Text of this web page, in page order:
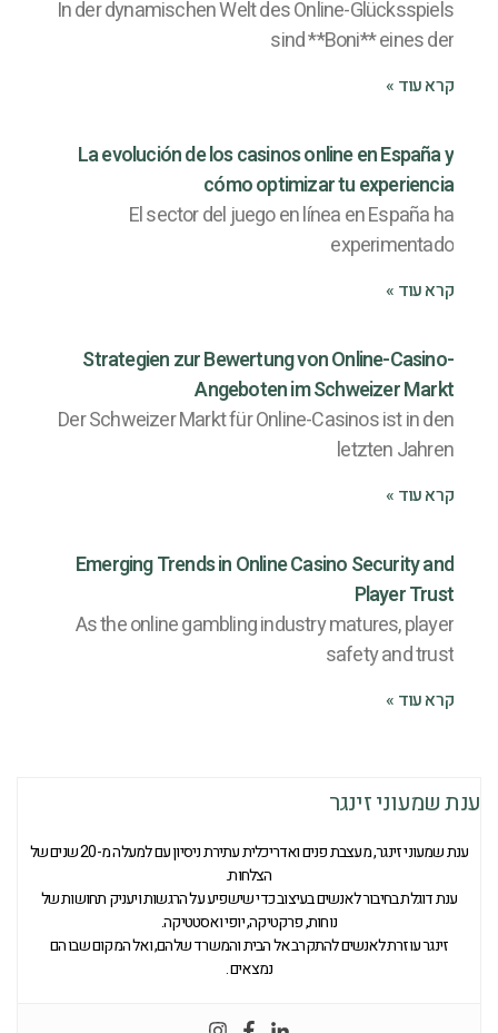
In der dynamischen Welt des Online-Glücksspiels
sind **Boni** eines der
קרא עוד »
La evolución de los casinos online en España y
cómo optimizar tu experiencia
El sector del juego en línea en España ha
experimentado
קרא עוד »
Strategien zur Bewertung von Online-Casino-
Angeboten im Schweizer Markt
Der Schweizer Markt für Online-Casinos ist in den
letzten Jahren
קרא עוד »
Emerging Trends in Online Casino Security and
Player Trust
As the online gambling industry matures, player
safety and trust
קרא עוד »
ענת שמעוני זינגר
ענת שמעוני זינגר, מעצבת פנים ואדריכלית עתירת ניסיון עם למעלה מ-20 שנים של
הצלחות.
ענת דוגלת בחיבור לאנשים בעיצוב כדי שישפיע על הרגשות ויעניק תחושות של
נוחות, פרקטיקה, יופי ואסטטיקה.
זינגר עוזרת לאנשים להתקרב אל הבית והמשרד שלהם, ואל המקום שבו הם
נמצאים .